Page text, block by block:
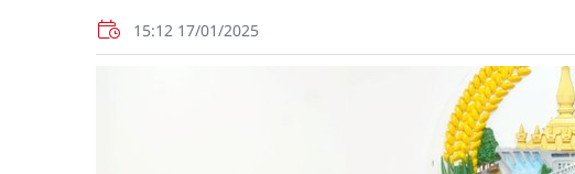
15:12 17/01/2025